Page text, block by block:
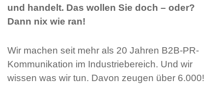
und handelt. Das wollen Sie doch – oder?
Dann nix wie ran!
Wir machen seit mehr als 20 Jahren B2B-PR-
Kommunikation im Industriebereich. Und wir
wissen was wir tun. Davon zeugen über 6.000!